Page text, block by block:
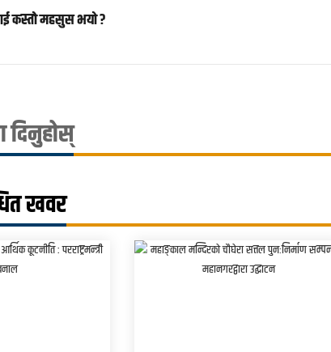
कस्तो महसुस भयो ?
दिनुहोस्
खवर